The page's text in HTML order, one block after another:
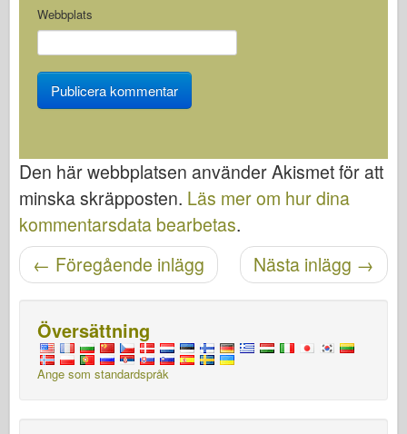
Webbplats
Den här webbplatsen använder Akismet för att
minska skräpposten. Läs mer om hur dina
kommentarsdata bearbetas.
Posta navigering Nästa inlägg →
← Föregående inlägg
Översättning
Ange som standardspråk